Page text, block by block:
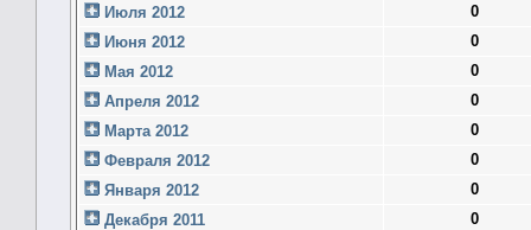
Июля 2012
0
Июня 2012
0
Мая 2012
0
Апреля 2012
0
Марта 2012
0
Февраля 2012
0
Января 2012
0
Декабря 2011
0